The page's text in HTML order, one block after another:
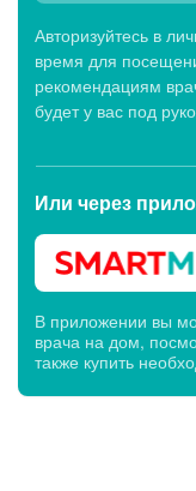
Авторизуйтесь в
время для
рекомендациям
будет у вас под
Или через
В приложении вы
врача на дом,
также купить